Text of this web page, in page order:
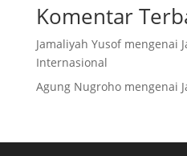
Komentar
Jamaliyah Yusofmengenai
Internasional
Agung Nugrohomengenai